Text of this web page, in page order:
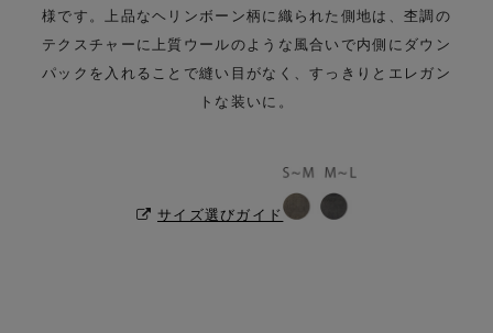
様です。 上品なヘリンボーン柄に織られた側地は、杢調の
テクスチャーに上質ウールのような風合いで内側にダウン
パックを入れることで縫い目がなく、すっきりとエレガン
トな装いに。
サイズ選びガイド